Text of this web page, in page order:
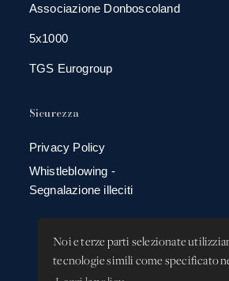
Noi e terze parti selezionate
tecnologie simili come specificato
Associazione Donboscoland
5x1000
TGS Eurogroup
Sicurezza
Privacy Policy
Whistleblowing -
Segnalazione illeciti